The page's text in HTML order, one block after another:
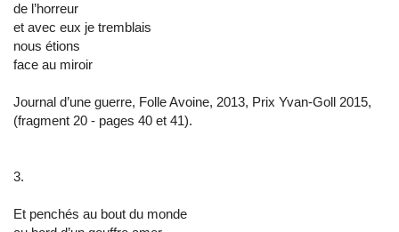
de l’horreur
et avec eux je tremblais
nous étions
face au miroir
Journal d’une guerre, Folle Avoine, 2013, Prix Yvan-Goll 2015,
(fragment 20 - pages 40 et 41).
3.
Et penchés au bout du monde